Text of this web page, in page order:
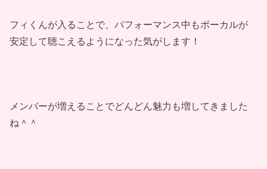
フィくんが入ることで、パフォーマンス中もボーカルが
安定して聴こえるようになった気がします！
メンバーが増えることでどんどん魅力も増してきました
ね＾＾